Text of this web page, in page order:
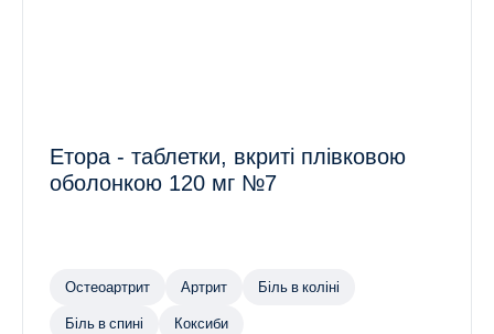
Етора - таблетки, вкриті плівковою
оболонкою 120 мг №7
Остеоартрит Артрит Біль в коліні
Біль в спині Коксиби